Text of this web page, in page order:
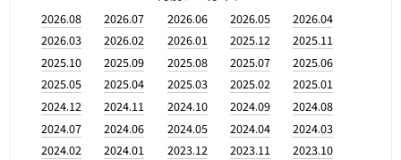
2026.08 2026.07 2026.06 2026.05
2026.04
2026.03
2026.02 2026.01 2025.12
2025.11
2025.10
2025.09 2025.08 2025.07
2025.06
2025.05
2025.04 2025.03 2025.02
2025.01
2024.12
2024.11 2024.10 2024.09
2024.08
2024.07
2024.06 2024.05 2024.04
2024.03
2024.02
2024.01 2023.12 2023.11
2023.10